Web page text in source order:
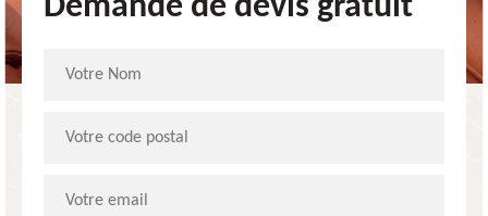
Demande de devis gratuit